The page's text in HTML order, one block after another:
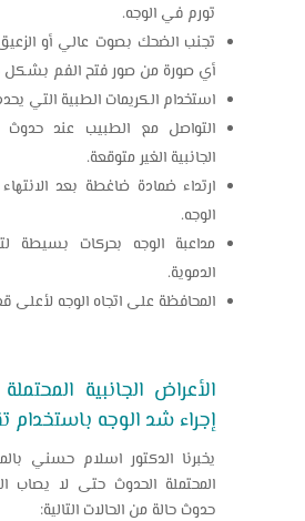
تورم في الوجه.
تجنب الضحك بصوت عالي أو الزعيق
أي صورة من صور فتح الفم بشكل
استخدام الكريمات الطبية التي
التواصل مع الطبيب عند حدوث
الجانبية الغير متوقعة.
ارتداء ضمادة ضاغطة بعد
الوجه.
مداعبة الوجه بحركات بسيطة
الدموية.
المحافظة على اتجاه الوجه لأعلى
الأعراض الجانبية
إجراء شد الوجه باستخدام
يخبرنا الدكتور اسلام حسني
المحتملة الحدوث حتى لا يصاب
حدوث حالة من الحالات التالية: